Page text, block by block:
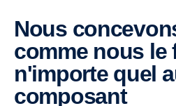
Nous concevons l'huile,
comme nous le
n'importe quel
composant